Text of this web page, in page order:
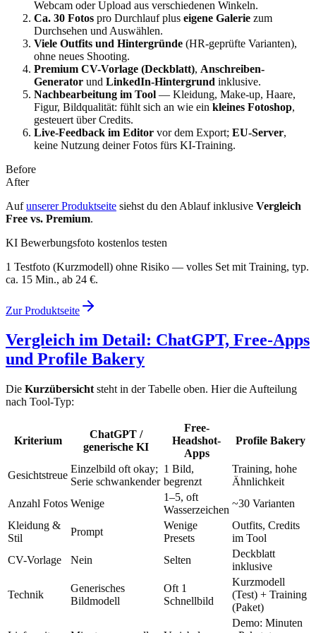
Webcam oder Upload aus verschiedenen Winkeln.
Ca. 30 Fotos pro Durchlauf plus eigene Galerie zum
Durchsehen und Auswählen.
Viele Outfits und Hintergründe (HR-geprüfte Varianten),
ohne neues Shooting.
Premium CV-Vorlage (Deckblatt), Anschreiben-
Generator und LinkedIn-Hintergrund inklusive.
Nachbearbeitung im Tool — Kleidung, Make-up, Haare,
Figur, Bildqualität: fühlt sich an wie ein kleines Fotoshop,
gesteuert über Credits.
Live-Feedback im Editor vor dem Export; EU-Server,
keine Nutzung deiner Fotos fürs KI-Training.
Before
After
Aufunserer Produktseite siehst du den Ablauf inklusive Vergleich
Free vs. Premium.
KI Bewerbungsfoto kostenlos testen
1 Testfoto (Kurzmodell) ohne Risiko — volles Set mit Training, typ.
ca. 15 Min., ab 24 €.
Zur Produktseite
Vergleich im Detail: ChatGPT, Free-Apps
und Profile Bakery
Die Kurzübersicht steht in der Tabelle oben. Hier die Aufteilung
nach Tool-Typ:
Kriterium
ChatGPT /
generische KI
Free-
Headshot-
Apps
Profile Bakery
Gesichtstreue
Einzelbild oft okay;
Serie schwankender
1 Bild,
begrenzt
Training, hohe
Ähnlichkeit
Anzahl Fotos Wenige
1–5, oft
Wasserzeichen
~30 Varianten
Kleidung &
Stil
Prompt
Wenige
Presets
Outfits, Credits
im Tool
CV-Vorlage
Nein Selten
Deckblatt
inklusive
Technik
Generisches
Bildmodell
Oft 1
Schnellbild
Kurzmodell
(Test) + Training
(Paket)
Demo: Minuten